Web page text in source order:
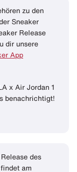
zu den
Sneaker
Release
dir unsere
App
x Air Jordan 1
benachrichtigt!
des
am